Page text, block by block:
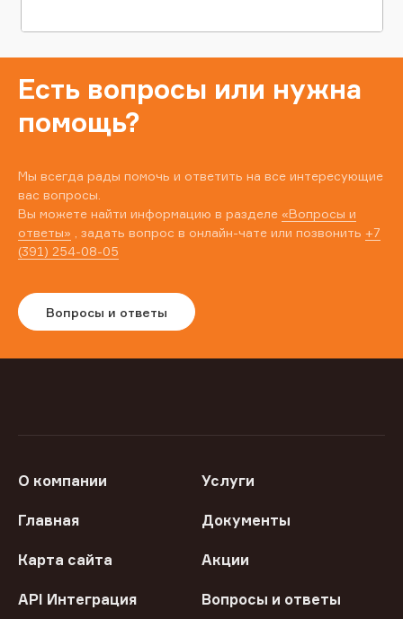
Есть вопросы или нужна
помощь?
Мы всегда рады помочь и ответить на все интересующие
вас вопросы.
Вы можете найти информацию в разделе «Вопросы и
ответы» , задать вопрос в онлайн-чате или позвонить +7
(391) 254-08-05
Вопросы и ответы
О компании Услуги
Главная Документы
Карта сайта Акции
API Интеграция Вопросы и ответы